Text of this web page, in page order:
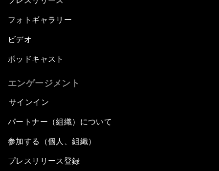
フォトギャラリー
ビデオ
ポッドキャスト
エンゲージメント
サインイン
パートナー（組織）について
参加する（個人、組織）
プレスリリース登録